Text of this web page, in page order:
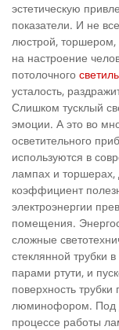
эстетическую
показатели. И не
люстрой, торшером,
на настроение
потолочного
усталость,
Слишком тусклый
эмоции. А это во
осветительного
используются в
лампах и торшерах,
коэффициент
электроэнергии
помещения.
сложные
стеклянной трубки
парами ртути, и
поверхность
люминофором. Под
процессе работы